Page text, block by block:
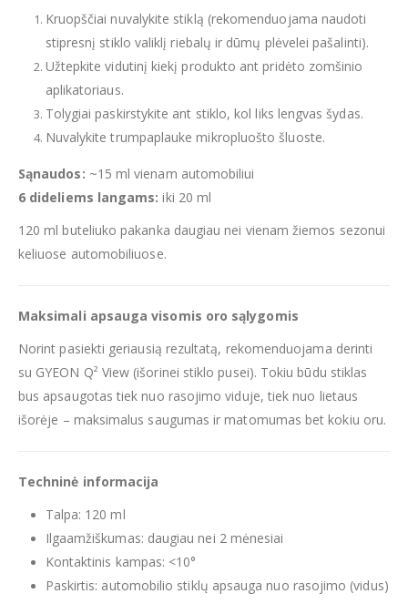
Kruopščiai nuvalykite stiklą (rekomenduojama naudoti
stipresnį stiklo valiklį riebalų ir dūmų plėvelei pašalinti).
Užtepkite vidutinį kiekį produkto ant pridėto zomšinio
aplikatoriaus.
Tolygiai paskirstykite ant stiklo, kol liks lengvas šydas.
Nuvalykite trumpaplauke mikropluošto šluoste.
Sąnaudos: ~15 ml vienam automobiliui
6 dideliems langams: iki 20 ml
120 ml buteliuko pakanka daugiau nei vienam žiemos sezonui
keliuose automobiliuose.
Maksimali apsauga visomis oro sąlygomis
Norint pasiekti geriausią rezultatą, rekomenduojama derinti
su GYEON Q² View (išorinei stiklo pusei). Tokiu būdu stiklas
bus apsaugotas tiek nuo rasojimo viduje, tiek nuo lietaus
išorėje – maksimalus saugumas ir matomumas bet kokiu oru.
Techninė informacija
Talpa: 120 ml
Ilgaamžiškumas: daugiau nei 2 mėnesiai
Kontaktinis kampas: <10°
Paskirtis: automobilio stiklų apsauga nuo rasojimo (vidus)